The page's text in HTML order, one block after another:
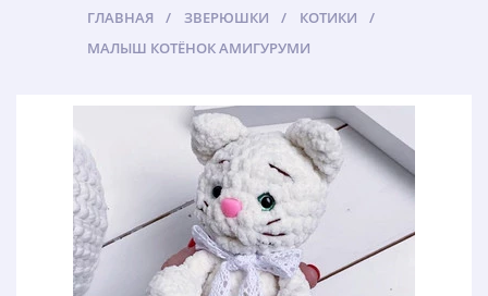
ГЛАВНАЯ ЗВЕРЮШКИ
КОТИКИ
МАЛЫШ КОТЁНОК АМИГУРУМИ